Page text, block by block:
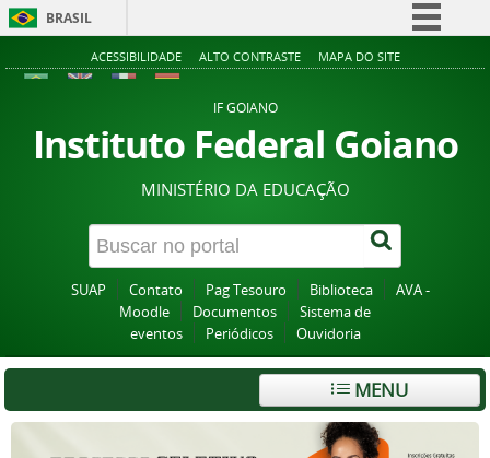
BRASIL
Simplifique!
Acesso à informação
Legislação
Canais
ACESSIBILIDADE ALTO CONTRASTE MAPA DO SITE
IF GOIANO
Instituto Federal Goiano
MINISTÉRIO DA EDUCAÇÃO
SUAP Contato Pag Tesouro Biblioteca
AVA -
Moodle
Documentos
Sistema de
eventos
Periódicos Ouvidoria
MENU